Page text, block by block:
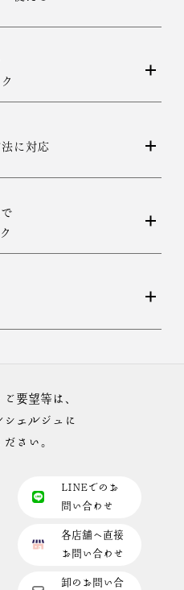
に対応
要望等は、
シェルジュに
さい。
LINEでのお
問い合わせ
各店舗へ直接
お問い合わせ
卸のお問い合